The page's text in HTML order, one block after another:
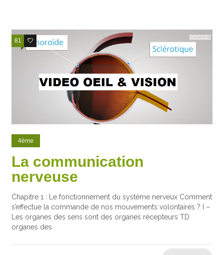
81 48
4ème
La communication
nerveuse
Chapitre 1 : Le fonctionnement du système nerveux Comment
s’effectue la commande de nos mouvements volontaires ? I –
Les organes des sens sont des organes récepteurs TD
organes des